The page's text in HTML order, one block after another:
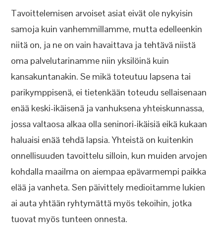
Tavoittelemisen arvoiset asiat eivät ole nykyisin
samoja kuin vanhemmillamme, mutta edelleenkin
niitä on, ja ne on vain havaittava ja tehtävä niistä
oma palvelutarinamme niin yksilöinä kuin
kansakuntanakin. Se mikä toteutuu lapsena tai
parikymppisenä, ei tietenkään toteudu sellaisenaan
enää keski-ikäisenä ja vanhuksena yhteiskunnassa,
jossa valtaosa alkaa olla seninori-ikäisiä eikä kukaan
haluaisi enää tehdä lapsia. Yhteistä on kuitenkin
onnellisuuden tavoittelu silloin, kun muiden arvojen
kohdalla maailma on aiempaa epävarmempi paikka
elää ja vanheta. Sen päivittely medioitamme lukien
ai auta yhtään ryhtymättä myös tekoihin, jotka
tuovat myös tunteen onnesta.